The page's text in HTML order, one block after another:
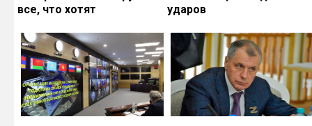
все, что хотят
ударов